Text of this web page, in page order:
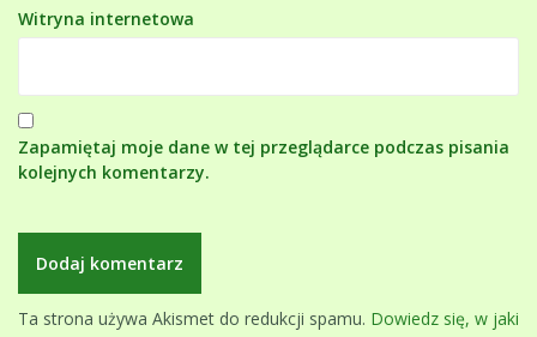
Witryna internetowa
Zapamiętaj moje dane w tej przeglądarce podczas pisania
kolejnych komentarzy.
Ta strona używa Akismet do redukcji spamu. Dowiedz się, w jaki